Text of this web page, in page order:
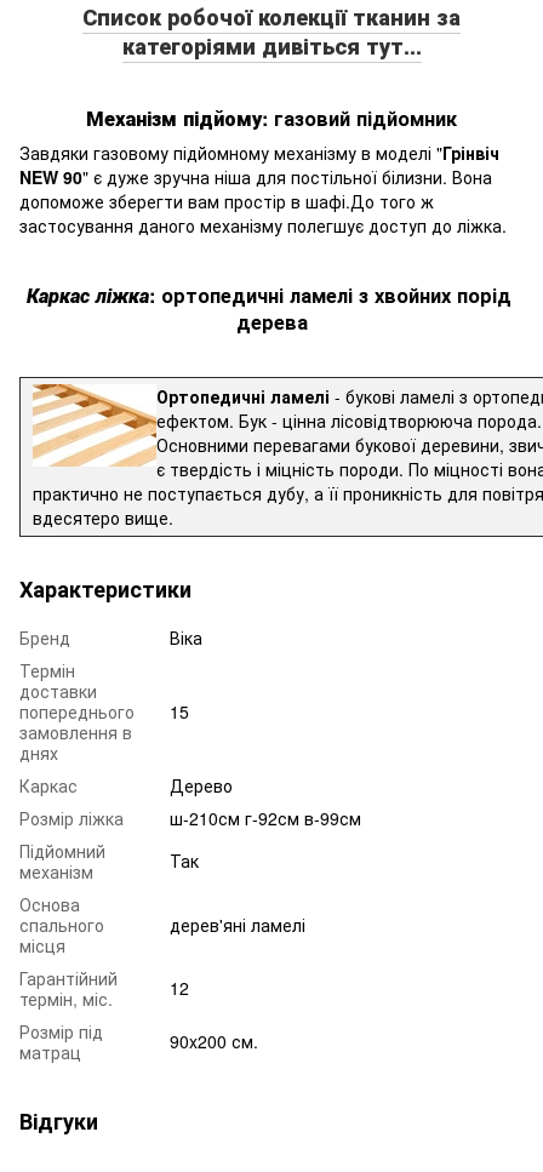
Список робочої колекції тканин за
категоріями дивіться тут...
Механізм підйому: газовий підйомник
Завдяки газовому підйомному механізму в моделі "
NEW 90" є дуже зручна ніша для постільної білизни. Вона
допоможе зберегти вам простір в шафі.До того ж
застосування даного механізму полегшує доступ до ліжка.
Каркас ліжка: ортопедичні ламелі з хвойних порід
дерева
Ортопедичні ламелі - букові ламелі з
ефектом. Бук - цінна лісовідтворююча порода.
Основними перевагами букової деревини,
є твердість і міцність породи. По міцності
практично не поступається дубу, а її проникність для
вдесятеро вище.
Характеристики
Бренд
Віка
Термін
доставки
попереднього
замовлення в
днях
15
Каркас
Дерево
Розмір ліжка
ш-210см г-92см в-99см
Підйомний
механізм
Так
Основа
спального
місця
дерев'яні ламелі
Гарантійний
термін, міс.
12
Розмір під
матрац
90x200 см.
Відгуки